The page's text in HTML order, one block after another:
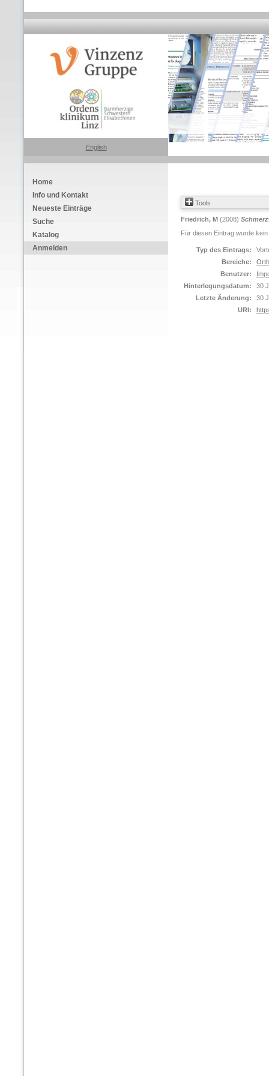
English
Home
Info und Kontakt
Neueste Einträge
Suche
Katalog
Anmelden
Tools
Friedrich, M (2008)
Für diesen Eintrag wurde
Typ des Eintrags:
Bereiche:
Benutzer:
Hinterlegungsdatum:
30
Letzte Änderung:
30
URI: